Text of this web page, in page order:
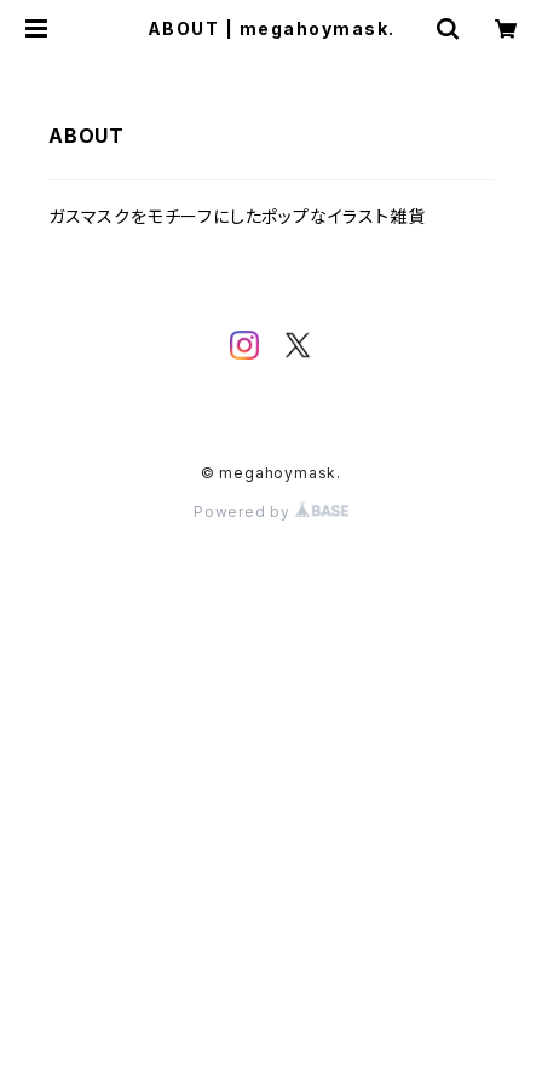
ABOUT | megahoymask.
ABOUT
ガスマスクをモチーフにしたポップなイラスト雑貨
© megahoymask.
Powered by